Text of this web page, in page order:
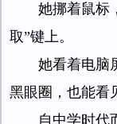
她挪着鼠标
取”键上。
她看着电脑
黑眼圈，也能看
自中学时代